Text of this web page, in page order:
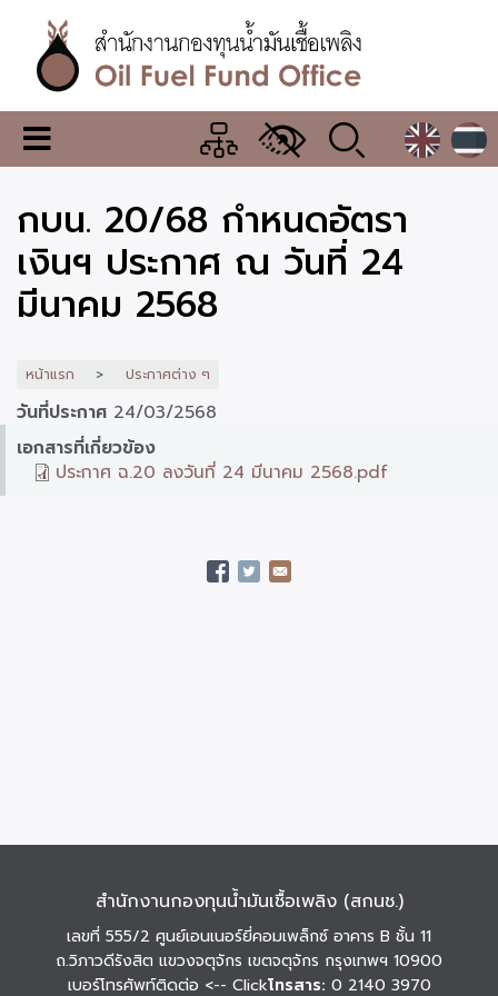
เนื้อหา
หลักสำนักงาน
กองทุน
น้ำมัน
เชื้อ
เพลิง
เมนู
เปลี่ยน
แสดง
ผล
กบน. 20/68 กำหนดอัตรา
เงินฯ ประกาศ ณ วันที่ 24
มีนาคม 2568
หน้าแรก ประกาศต่าง ๆ
วันที่ประกาศ 24/03/2568
เอกสารที่เกี่ยวข้อง
ประกาศ ฉ.20 ลงวันที่ 24 มีนาคม 2568.pdf
สำนักงานกองทุนน้ำมันเชื้อเพลิง (สกนช.)
เลขที่ 555/2 ศูนย์เอนเนอร์ยี่คอมเพล็กซ์ อาคาร B ชั้น 11
ถ.วิภาวดีรังสิต แขวงจตุจักร เขตจตุจักร กรุงเทพฯ 10900
เบอร์โทรศัพท์ติดต่อ <-- Clickโทรสาร: 0 2140 3970